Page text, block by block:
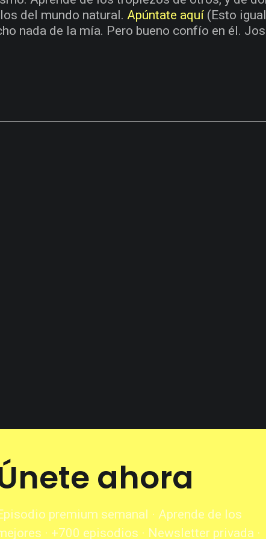
del mundo natural.Apúntate aquí (Esto
nada de la mía. Pero bueno confío en él.
ahora
premium semanal · Aprende de los
· +700 episodios · Newsletter privada ·